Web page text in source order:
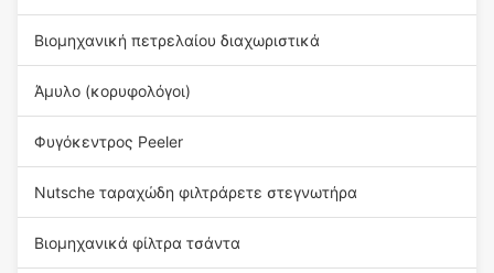
Βιομηχανική πετρελαίου διαχωριστικά
Άμυλο (κορυφολόγοι)
Φυγόκεντρος Peeler
Nutsche ταραχώδη φιλτράρετε στεγνωτήρα
Βιομηχανικά φίλτρα τσάντα